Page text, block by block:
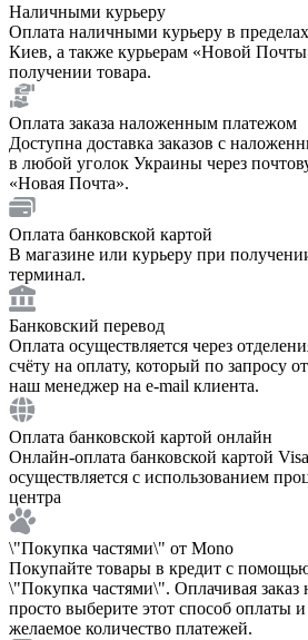
Наличными курьеру
Оплата наличными курьеру в
Киев, а также курьерам «Новой
получении товара.
Оплата заказа наложенным платежом
Доступна доставка заказов с
в любой уголок Украины через
«Новая Почта».
Оплата банковской картой
В магазине или курьеру при
терминал.
Банковский перевод
Оплата осуществляется через
счёту на оплату, который по запросу
наш менеджер на e-mail клиента.
Оплата банковской картой онлайн
Онлайн-оплата банковской картой
осуществляется с использованием
центра
\"Покупка частями\" от Mono
Покупайте товары в кредит с
\"Покупка частями\". Оплачивая заказ
просто выберите этот способ оплаты
желаемое количество платежей.